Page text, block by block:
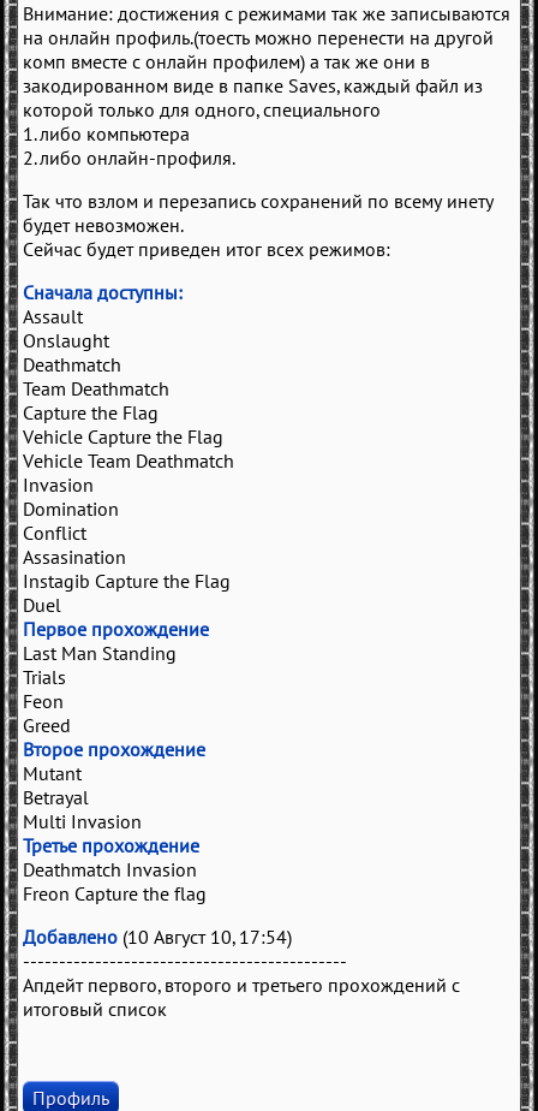
Внимание: достижения с режимами так же записываются
на онлайн профиль.(тоесть можно перенести на другой
комп вместе с онлайн профилем) а так же они в
закодированном виде в папке Saves, каждый файл из
которой только для одного, специального
1. либо компьютера
2. либо онлайн-профиля.
Так что взлом и перезапись сохранений по всему инету
будет невозможен.
Сейчас будет приведен итог всех режимов:
Сначала доступны:
Assault
Onslaught
Deathmatch
Team Deathmatch
Capture the Flag
Vehicle Capture the Flag
Vehicle Team Deathmatch
Invasion
Domination
Conflict
Assasination
Instagib Capture the Flag
Duel
Первое прохождение
Last Man Standing
Trials
Feon
Greed
Второе прохождение
Mutant
Betrayal
Multi Invasion
Третье прохождение
Deathmatch Invasion
Freon Capture the flag
Добавлено (10 Август 10, 17:54)
---------------------------------------------
Апдейт первого, второго и третьего прохождений с
итоговый список
Профиль